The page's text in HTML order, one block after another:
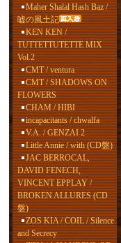
Maher Shalal Hash Baz /
嘘の風土記
KEN KEN /
TUTTETTUTETTE MIX
Vol.2
CMT / ventura
CMT / SHADOWS ON
FLOWERS
CHAM / HIBI
incapacitants / chwalfa
V.A. / GENZAI 2
Little Annie / with (CD盤)
JAC BERROCAL,
DAVID FENECH,
VINCENT EPPLAY /
BROKEN ALLURES (CD
盤)
ZOS KIA / COIL / Silence
and Secrecy